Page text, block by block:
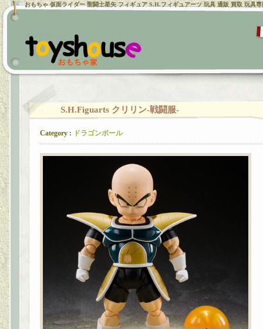
おもちゃ 仮面ライダー 聖闘士星矢 フィギュア S.H.フィギュアーツ 玩具 通販 買取 玩具
S.H.Figuarts クリリン-戦闘服-
Category : ドラゴンボール